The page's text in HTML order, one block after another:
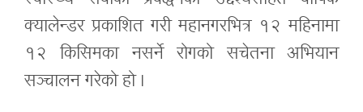
क्यालेन्डर प्रकाशित गरी महानगरभित्र १२ महिनामा
१२ किसिमका नसर्ने रोगको सचेतना अभियान
सञ्चालन गरेको हो ।